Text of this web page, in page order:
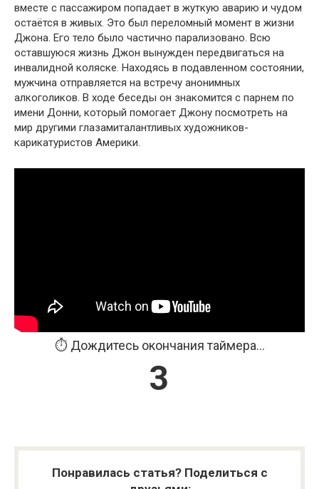
вместе с пассажиром попадает в жуткую аварию и чудом
остаётся в живых. Это был переломный момент в жизни
Джона. Его тело было частично парализовано. Всю
оставшуюся жизнь Джон вынужден передвигаться на
инвалидной коляске. Находясь в подавленном состоянии,
мужчина отправляется на встречу анонимных
алкоголиков. В ходе беседы он знакомится с парнем по
имени Донни, который помогает Джону посмотреть на
мир другими глазамиталантливых художников-
карикатуристов Америки.
⏱️ Дождитесь окончания таймера...
3
Понравилась статья? Поделиться с